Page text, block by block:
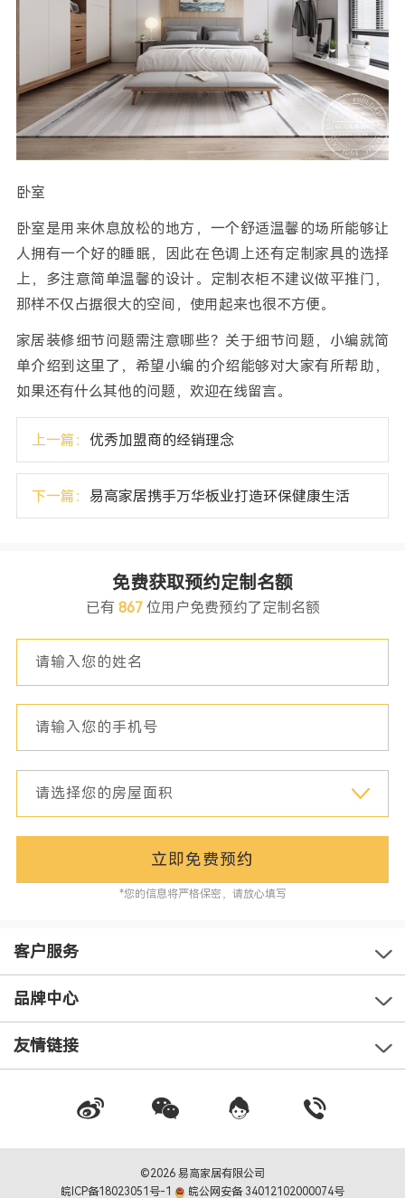
卧室
卧室是用来休息放松的地方，一个舒适温馨的场所能够让
人拥有一个好的睡眠，因此在色调上还有定制家具的选择
上，多注意简单温馨的设计。定制衣柜不建议做平推门，
那样不仅占据很大的空间，使用起来也很不方便。
家居装修细节问题需注意哪些？关于细节问题，小编就简
单介绍到这里了，希望小编的介绍能够对大家有所帮助，
如果还有什么其他的问题，欢迎在线留言。
上一篇：优秀加盟商的经销理念
下一篇： 易高家居携手万华板业打造环保健康生活
免费获取预约定制名额
已有 867位用户免费预约了定制名额
立即免费预约
*您的信息将严格保密，请放心填写
客户服务
品牌中心
友情链接
©2026 易高家居有限公司
皖ICP备18023051号-1
皖公网安备 34012102000074号